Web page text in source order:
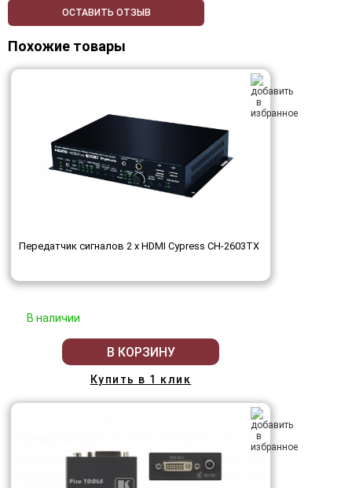
ОСТАВИТЬ ОТЗЫВ
Похожие товары
Передатчик сигналов 2 х HDMI Cypress CH-2603TX
В наличии
В КОРЗИНУ
Купить в 1 клик